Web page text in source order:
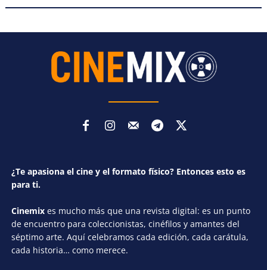
¿Te apasiona el cine y el formato físico? Entonces esto es
para ti.
Cinemix es mucho más que una revista digital: es un punto
de encuentro para coleccionistas, cinéfilos y amantes del
séptimo arte. Aquí celebramos cada edición, cada carátula,
cada historia… como merece.